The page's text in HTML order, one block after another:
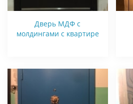
Дверь МДФ с
молдингами с квартире